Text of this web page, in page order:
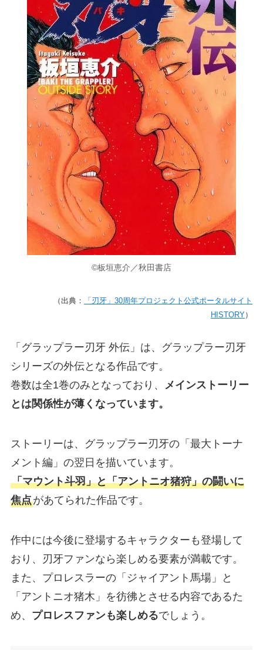
©板垣恵介／秋田書店
（出典：
「刃牙」30周年プロジェクト公式ポータルサイト
HISTORY）
「グラップラー刃牙 外伝」は、グラップラー刃牙
シリーズの外伝となる作品です。
巻数は全1巻のみとなっており、 メインストーリー
とは関係性が薄くなっています。
ストーリーは、グラップラー刃牙の「最大トーナ
メント編」の翌日を描いています。
「マウント斗羽」と「アントニオ猪狩」の闘いに
焦点があてられた作品です。
作中には今後に登場するキャラクターも登場して
おり、刃牙ファンなら楽しめる要素が満載です。
また、プロレスラーの「ジャイアント馬場」と
「アントニオ猪木」を彷彿とさせる内容であるた
め、 プロレスファンも楽しめるでしょう。